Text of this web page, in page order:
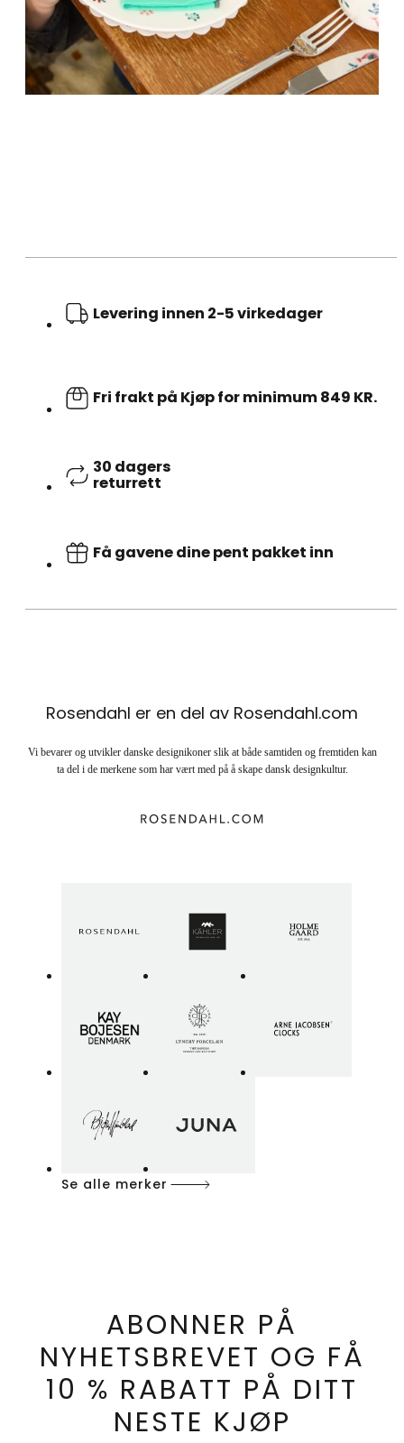
Levering innen 2-5 virkedager
Fri frakt på Kjøp for minimum 849 KR.
30 dagers
returrett
Få gavene dine pent pakket inn
Rosendahl er en del av Rosendahl.com
Vi bevarer og utvikler danske designikoner slik at både samtiden og fremtiden kan
ta del i de merkene som har vært med på å skape dansk designkultur.
Se alle merker
ABONNER PÅ
NYHETSBREVET OG FÅ
10 % RABATT PÅ DITT
NESTE KJØP